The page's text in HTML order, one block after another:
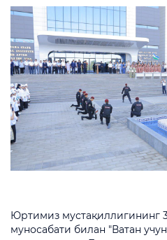
Юртимиз мустақиллигининг
муносабати билан "Ватан